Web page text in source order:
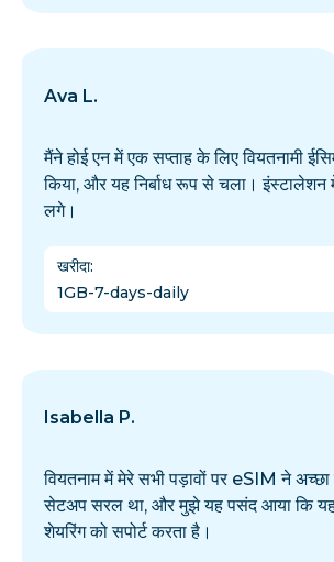
Ava L.
मैंने होई एन में एक सप्ताह के लिए वियतनामी
किया, और यह निर्बाध रूप से चला।
लगे।
खरीदा:
1GB-7-days-daily
Isabella P.
वियतनाम में मेरे सभी पड़ावों पर eSIM ने अच्छा
सेटअप सरल था, और मुझे यह पसंद आया कि यह
शेयरिंग को सपोर्ट करता है।